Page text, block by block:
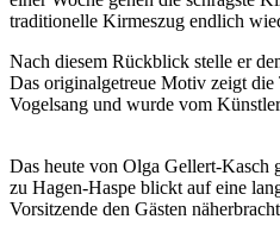
traditionelle Kirmeszug endlich
Nach diesem Rückblick stelle er
Das originalgetreue Motiv zeigt die
Vogelsang und wurde vom
Das heute von Olga Gellert-Kasch
zu Hagen-Haspe blickt auf eine
Vorsitzende den Gästen